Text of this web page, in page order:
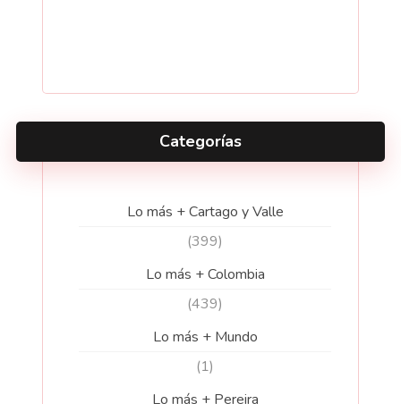
Categorías
Lo más + Cartago y Valle
(399)
Lo más + Colombia
(439)
Lo más + Mundo
(1)
Lo más + Pereira